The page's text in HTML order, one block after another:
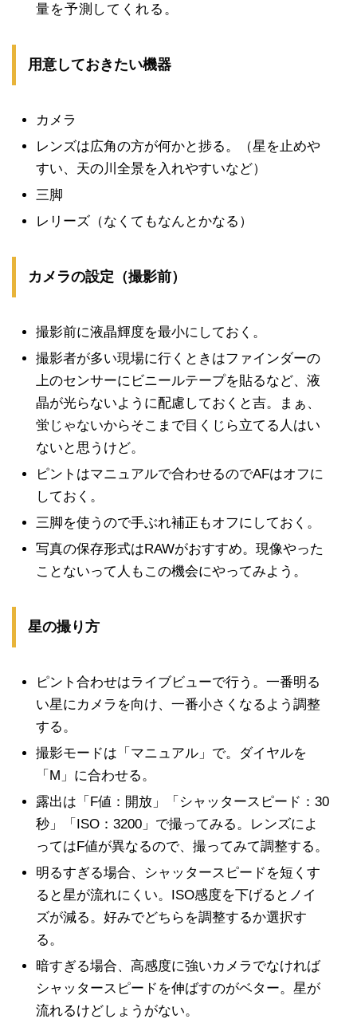
量を予測してくれる。
用意しておきたい機器
カメラ
レンズは広角の方が何かと捗る。（星を止めや
すい、天の川全景を入れやすいなど）
三脚
レリーズ（なくてもなんとかなる）
カメラの設定（撮影前）
撮影前に液晶輝度を最小にしておく。
撮影者が多い現場に行くときはファインダーの
上のセンサーにビニールテープを貼るなど、液
晶が光らないように配慮しておくと吉。まぁ、
蛍じゃないからそこまで目くじら立てる人はい
ないと思うけど。
ピントはマニュアルで合わせるのでAFはオフに
しておく。
三脚を使うので手ぶれ補正もオフにしておく。
写真の保存形式はRAWがおすすめ。現像やった
ことないって人もこの機会にやってみよう。
星の撮り方
ピント合わせはライブビューで行う。一番明る
い星にカメラを向け、一番小さくなるよう調整
する。
撮影モードは「マニュアル」で。ダイヤルを
「M」に合わせる。
露出は「F値：開放」「シャッタースピード：30
秒」「ISO：3200」で撮ってみる。レンズによ
ってはF値が異なるので、撮ってみて調整する。
明るすぎる場合、シャッタースピードを短くす
ると星が流れにくい。ISO感度を下げるとノイ
ズが減る。好みでどちらを調整するか選択す
る。
暗すぎる場合、高感度に強いカメラでなければ
シャッタースピードを伸ばすのがベター。星が
流れるけどしょうがない。